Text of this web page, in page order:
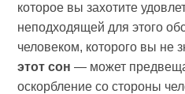
которое вы захотите
неподходящей для этого
человеком, которого вы не
этот сон — может
оскорбление со стороны